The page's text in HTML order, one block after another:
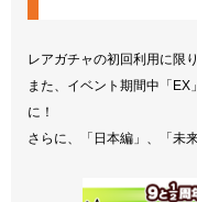
レアガチャの初回利用に限
また、イベント期間中「
に！
さらに、「日本編」、「未